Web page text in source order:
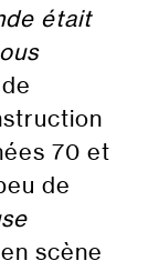
était
70 et
de
scène